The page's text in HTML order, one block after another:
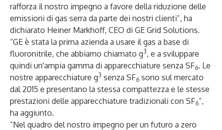
rafforza il nostro impegno a favore della riduzione delle
emissioni di gas serra da parte dei nostri clienti”, ha
dichiarato Heiner Markhoff, CEO di GE Grid Solutions.
“GE è stata la prima azienda a usare il gas a base di
fluoronitrile, che abbiamo chiamato g3, e a sviluppare
quindi un'ampia gamma di apparecchiature senza SF6. Le
nostre apparecchiature g3 senza SF6 sono sul mercato
dal 2015 e presentano la stessa compattezza e le stesse
prestazioni delle apparecchiature tradizionali con SF6”,
ha aggiunto.
“Nel quadro del nostro impegno per un futuro a zero